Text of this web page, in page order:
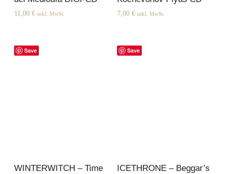
11,00 € inkl. MwSt. 7,00 € inkl. MwSt.
Save
WINTERWITCH – Time
Save
ICETHRONE – Beggar’s